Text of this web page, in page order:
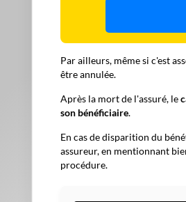
Par ailleurs, même si c'est
être annulée.
Après la mort de l'assuré, le
son bénéficiaire.
En cas de disparition du
assureur, en mentionnant
procédure.